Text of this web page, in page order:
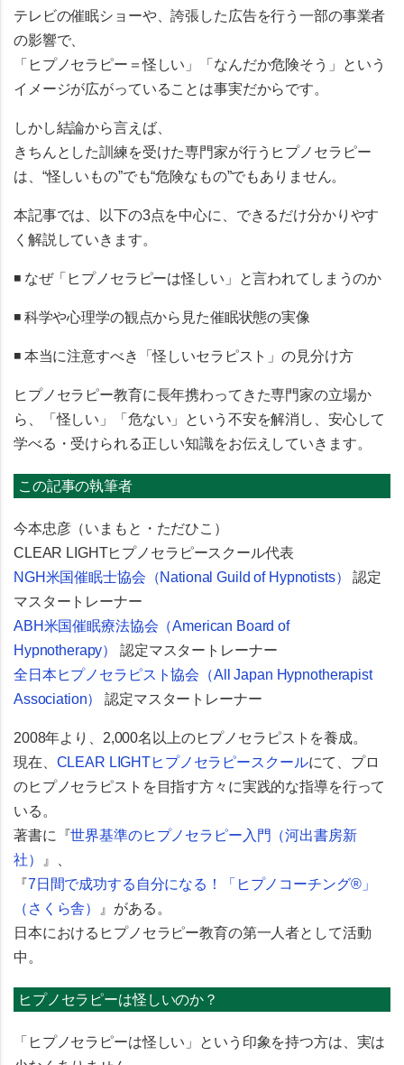
テレビの催眠ショーや、誇張した広告を行う一部の事業者
の影響で、
「ヒプノセラピー＝怪しい」「なんだか危険そう」
という
イメージが広がっていることは事実だからです。
しかし結論から言えば、
きちんとした訓練を受けた専門家が行うヒプノセラピー
は、“怪しいもの”でも“危険なもの”でもありません。
本記事では、以下の3点を中心に、できるだけ分かりやす
く解説していきます。
◾️ なぜ「ヒプノセラピーは怪しい」と言われてしまうのか
◾️ 科学や心理学の観点から見た催眠状態の実像
◾️ 本当に注意すべき「怪しいセラピスト」の見分け方
ヒプノセラピー教育に長年携わってきた専門家の立場か
ら、「怪しい」「危ない」という不安を解消し、安心して
学べる・受けられる正しい知識をお伝えしていきます。
この記事の執筆者
今本忠彦（いまもと・ただひこ）
CLEAR LIGHTヒプノセラピースクール代表
NGH米国催眠士協会（National Guild of Hypnotists）
認定
マスタートレーナー
ABH米国催眠療法協会（American Board of
Hypnotherapy）
認定マスタートレーナー
全日本ヒプノセラピスト協会（All Japan Hypnotherapist
Association）
認定マスタートレーナー
2008年より、2,000名以上のヒプノセラピストを養成。
現在、 CLEAR LIGHTヒプノセラピースクールにて、プロ
のヒプノセラピストを目指す方々に実践的な指導を行って
いる。
著書に『世界基準のヒプノセラピー入門（河出書房新
社）
』、
『7日間で成功する自分になる！「ヒプノコーチング®」
（さくら舎）
』がある。
日本におけるヒプノセラピー教育の第一人者として活動
中。
ヒプノセラピーは怪しいのか？
「ヒプノセラピーは怪しい」という印象を持つ方は、実は